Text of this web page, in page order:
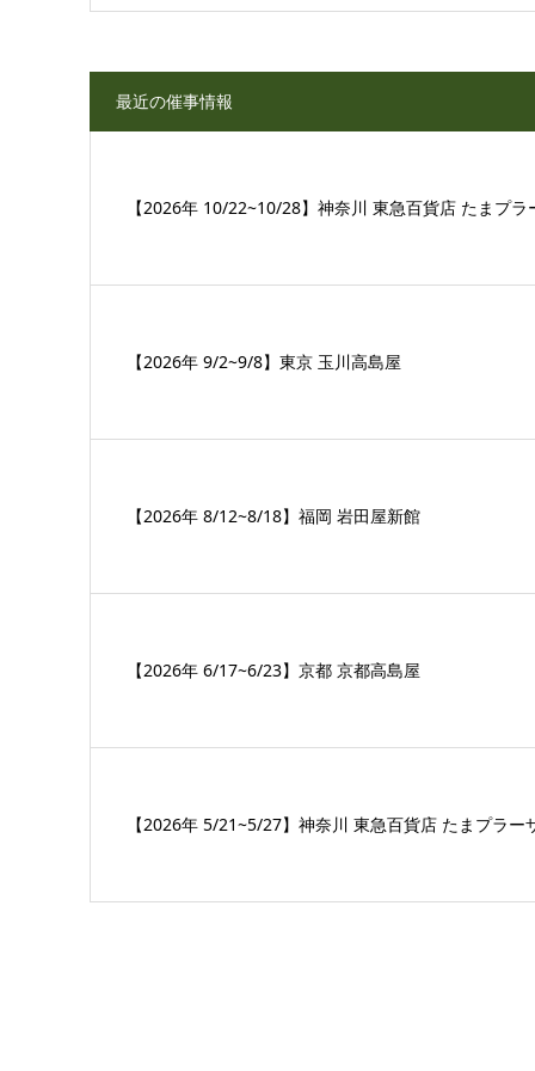
最近の催事情報
【2026年 10/22~10/28】神奈川 東急百貨店 たまプラ
【2026年 9/2~9/8】東京 玉川高島屋
【2026年 8/12~8/18】福岡 岩田屋新館
【2026年 6/17~6/23】京都 京都高島屋
【2026年 5/21~5/27】神奈川 東急百貨店 たまプラー